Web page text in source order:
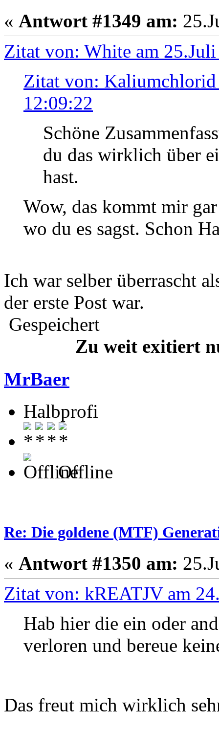
« Antwort #1349 am:
Zitat von: White am
Zitat von:
12:09:22
Schöne
du das wirklich über
hast.
Wow, das kommt mir
wo du es sagst. Schon
Ich war selber überrascht
der erste Post war.
Gespeichert
Zu weit exitiert
MrBaer
Halbprofi
Offline
Re: Die goldene (MTF)
« Antwort #1350 am:
Zitat von: kREATJV am
Hab hier die ein oder
verloren und bereue
Das freut mich wirklich